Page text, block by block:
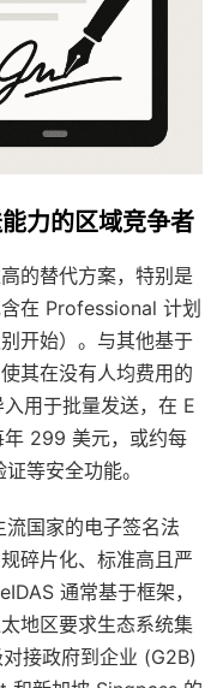
力的区域竞争者
的替代方案，特别是
在 Professional 计划
开始）。与其他基于
其在没有人均费用的
用于批量发送，在 E
299 美元，或约每
等安全功能。
国家的电子签名法
碎片化、标准高且严
通常基于框架，
地区要求生态系统集
接政府到企业 (G2B)